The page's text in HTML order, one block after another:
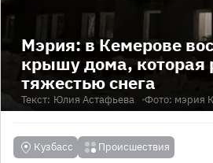
Мэрия: в Кемерове
крышу дома, которая
тяжестью снега
Текст: Юлия Астафьева Фото: мэрия
Кузбасс Происшествия